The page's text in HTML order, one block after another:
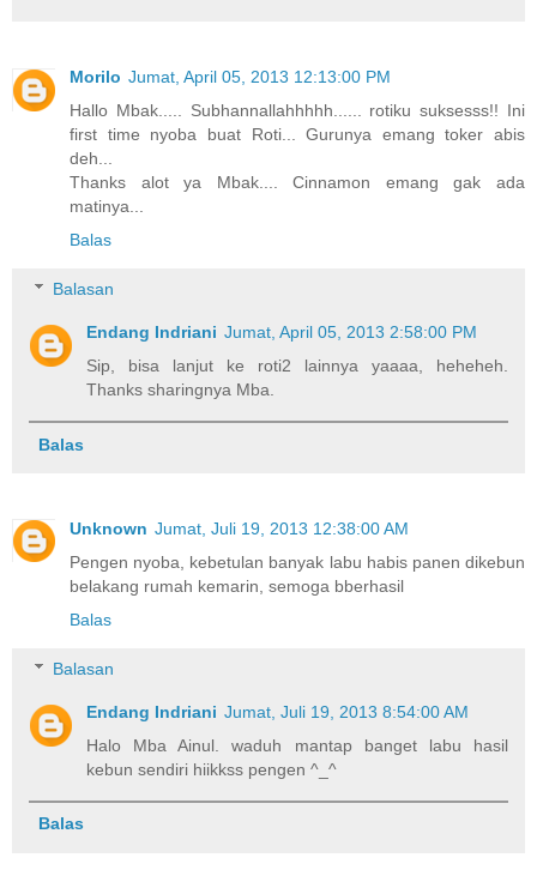
Morilo Jumat, April 05, 2013 12:13:00 PM
Hallo Mbak..... Subhannallahhhhh...... rotiku suksesss!! Ini
first time nyoba buat Roti... Gurunya emang toker abis
deh...
Thanks alot ya Mbak.... Cinnamon emang gak ada
matinya...
Balas
Balasan
Endang Indriani Jumat, April 05, 2013 2:58:00 PM
Sip, bisa lanjut ke roti2 lainnya yaaaa, heheheh.
Thanks sharingnya Mba.
Balas
Unknown Jumat, Juli 19, 2013 12:38:00 AM
Pengen nyoba, kebetulan banyak labu habis panen dikebun
belakang rumah kemarin, semoga bberhasil
Balas
Balasan
Endang Indriani Jumat, Juli 19, 2013 8:54:00 AM
Halo Mba Ainul. waduh mantap banget labu hasil
kebun sendiri hiikkss pengen ^_^
Balas